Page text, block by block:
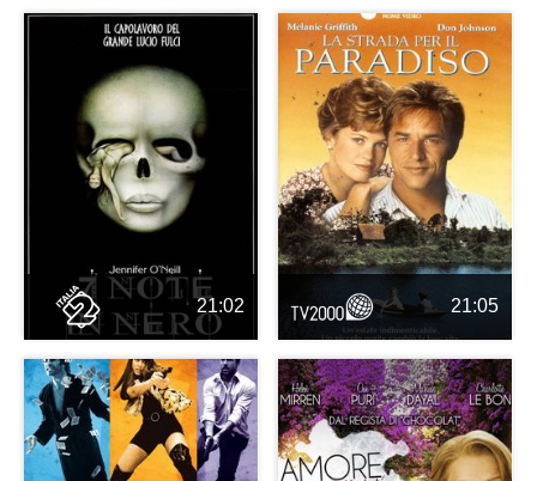
21:02 21:05